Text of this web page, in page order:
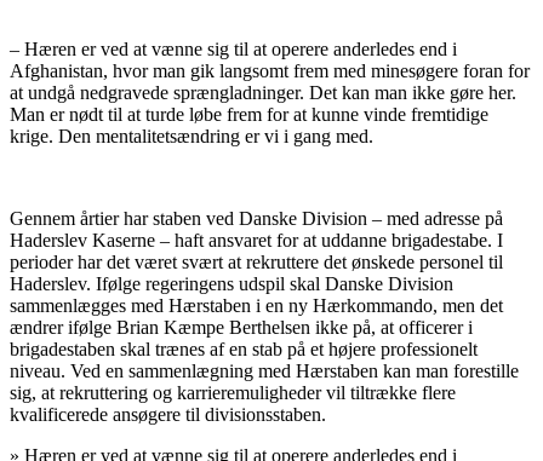
– Hæren er ved at vænne sig til at operere anderledes end i
Afghanistan, hvor man gik langsomt frem med minesøgere foran for
at undgå nedgravede sprængladninger. Det kan man ikke gøre her.
Man er nødt til at turde løbe frem for at kunne vinde fremtidige
krige. Den mentalitetsændring er vi i gang med.
Gennem årtier har staben ved Danske Division – med adresse på
Haderslev Kaserne – haft ansvaret for at uddanne brigadestabe. I
perioder har det været svært at rekruttere det ønskede personel til
Haderslev. Ifølge regeringens udspil skal Danske Division
sammenlægges med Hærstaben i en ny Hærkommando, men det
ændrer ifølge Brian Kæmpe Berthelsen ikke på, at officerer i
brigadestaben skal trænes af en stab på et højere professionelt
niveau. Ved en sammenlægning med Hærstaben kan man forestille
sig, at rekruttering og karrieremuligheder vil tiltrække flere
kvalificerede ansøgere til divisionsstaben.
» Hæren er ved at vænne sig til at operere anderledes end i